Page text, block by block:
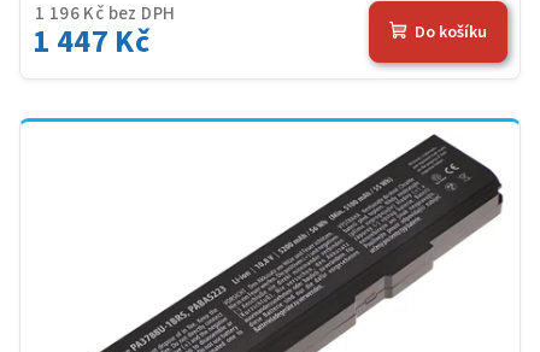
1 196 Kč bez DPH
1 447 Kč Do košíku